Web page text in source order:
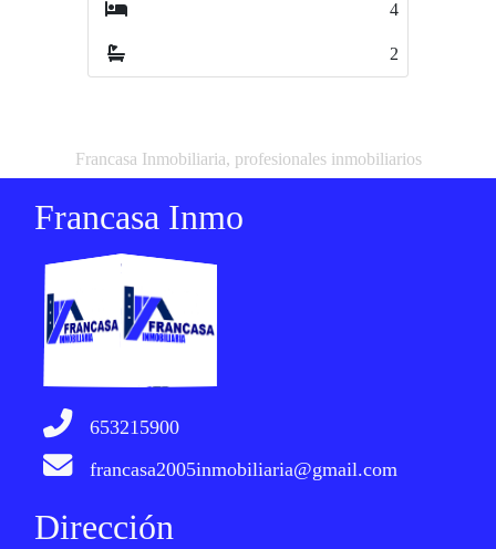
4
2
Francasa Inmobiliaria, profesionales inmobiliarios
Francasa Inmo
653215900
francasa2005inmobiliaria@gmail.com
Dirección